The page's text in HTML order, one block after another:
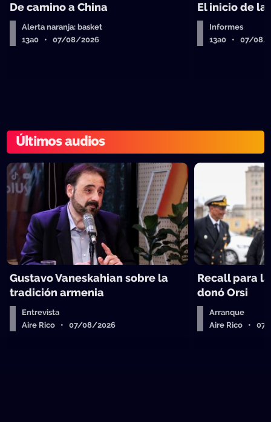
De camino a China
Alerta naranja: basket
13a0 • 07/08/2026
El inicio de la
Informes
13a0 • 07/08/
Últimos audios
Gustavo Vaneskahian sobre la
tradición armenia
Entrevista
Aire Rico • 07/08/2026
Recall para
donó Orsi
Arranque
Aire Rico •